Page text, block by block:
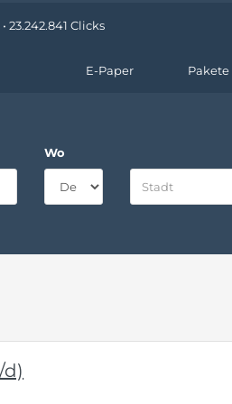
23.242.841 Clicks
E-Paper Pakete
Wo